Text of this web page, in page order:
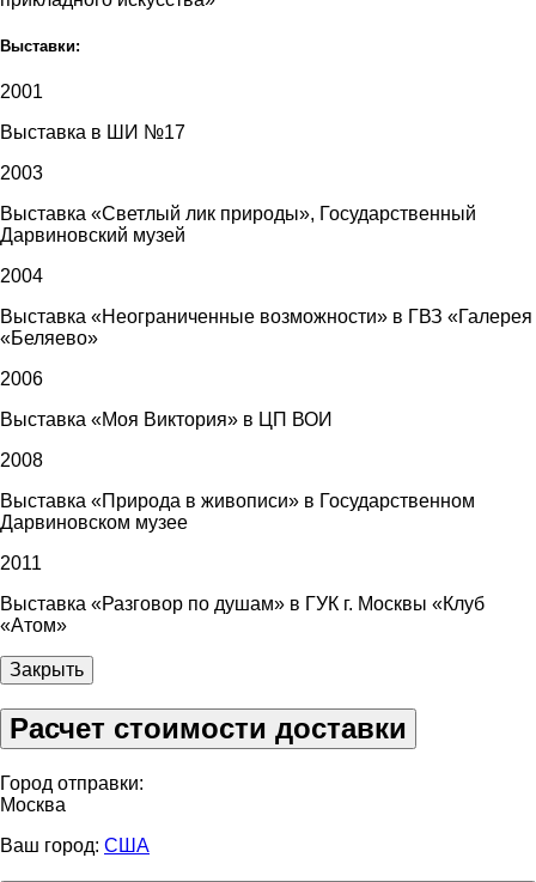
Выставки:
2001
Выставка в ШИ №17
2003
Выставка «Светлый лик природы», Государственный
Дарвиновский музей
2004
Выставка «Неограниченные возможности» в ГВЗ «Галерея
«Беляево»
2006
Выставка «Моя Виктория» в ЦП ВОИ
2008
Выставка «Природа в живописи» в Государственном
Дарвиновском музее
2011
Выставка «Разговор по душам» в ГУК г. Москвы «Клуб
«Атом»
Закрыть
Расчет стоимости доставки
Город отправки:
Москва
Ваш город: США